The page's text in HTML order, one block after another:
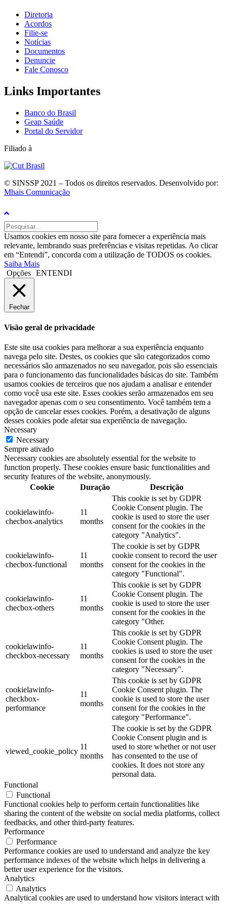
Diretoria
Acordos
Filie-se
Notícias
Documentos
Denuncie
Fale Conosco
Links Importantes
Banco do Brasil
Geap Saúde
Portal do Servidor
Filiado à
© SINSSP 2021 – Todos os direitos reservados. Desenvolvido por:
Mhais Comunicação
Usamos cookies em nosso site para fornecer a experiência mais
relevante, lembrando suas preferências e visitas repetidas. Ao clicar
em “Entendi”, concorda com a utilização de TODOS os cookies.
Saiba Mais
Opções ENTENDI
Fechar
Visão geral de privacidade
Este site usa cookies para melhorar a sua experiência enquanto
navega pelo site. Destes, os cookies que são categorizados como
necessários são armazenados no seu navegador, pois são essenciais
para o funcionamento das funcionalidades básicas do site. Também
usamos cookies de terceiros que nos ajudam a analisar e entender
como você usa este site. Esses cookies serão armazenados em seu
navegador apenas com o seu consentimento. Você também tem a
opção de cancelar esses cookies. Porém, a desativação de alguns
desses cookies pode afetar sua experiência de navegação.
Necessary
Necessary
Sempre ativado
Necessary cookies are absolutely essential for the website to
function properly. These cookies ensure basic functionalities and
security features of the website, anonymously.
Cookie
Duração Descrição
cookielawinfo-
checbox-analytics
11
months
This cookie is set by GDPR
Cookie Consent plugin. The
cookie is used to store the user
consent for the cookies in the
category "Analytics".
cookielawinfo-
checbox-functional
11
months
The cookie is set by GDPR
cookie consent to record the user
consent for the cookies in the
category "Functional".
cookielawinfo-
checbox-others
11
months
This cookie is set by GDPR
Cookie Consent plugin. The
cookie is used to store the user
consent for the cookies in the
category "Other.
cookielawinfo-
checkbox-necessary
11
months
This cookie is set by GDPR
Cookie Consent plugin. The
cookies is used to store the user
consent for the cookies in the
category "Necessary".
cookielawinfo-
checkbox-
performance
11
months
This cookie is set by GDPR
Cookie Consent plugin. The
cookie is used to store the user
consent for the cookies in the
category "Performance".
viewed_cookie_policy
11
months
The cookie is set by the GDPR
Cookie Consent plugin and is
used to store whether or not user
has consented to the use of
cookies. It does not store any
personal data.
Functional
Functional
Functional cookies help to perform certain functionalities like
sharing the content of the website on social media platforms, collect
feedbacks, and other third-party features.
Performance
Performance
Performance cookies are used to understand and analyze the key
performance indexes of the website which helps in delivering a
better user experience for the visitors.
Analytics
Analytics
Analytical cookies are used to understand how visitors interact with